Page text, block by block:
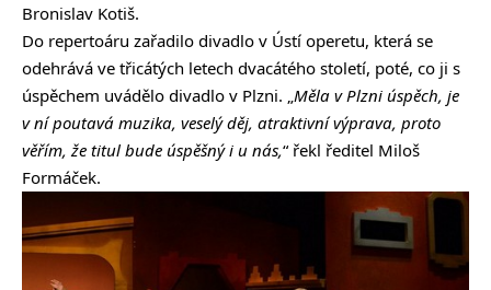
Bronislav Kotiš.
Do repertoáru zařadilo divadlo v Ústí operetu, která se
odehrává ve třicátých letech dvacátého století, poté, co ji s
úspěchem uvádělo divadlo v Plzni. „ Měla v Plzni úspěch, je
v ní poutavá muzika, veselý děj, atraktivní výprava, proto
věřím, že titul bude úspěšný i u nás,“ řekl ředitel Miloš
Formáček.